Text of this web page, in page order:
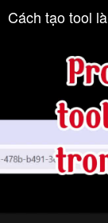
Cách tạo tool